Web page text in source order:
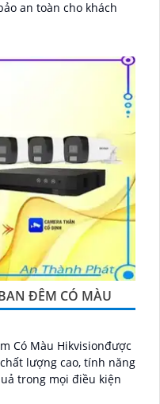
an toàn cho khách
ĐÊM CÓ MÀU
Có Màu Hikvisionđược
lượng cao, tính năng
trong mọi điều kiện